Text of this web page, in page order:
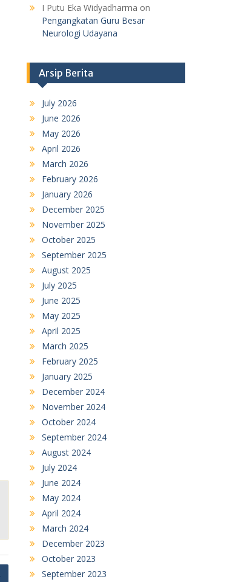
I Putu Eka Widyadharma on
Pengangkatan Guru Besar
Neurologi Udayana
Arsip Berita
July 2026
June 2026
May 2026
April 2026
March 2026
February 2026
January 2026
December 2025
November 2025
October 2025
September 2025
August 2025
July 2025
June 2025
May 2025
April 2025
March 2025
February 2025
January 2025
December 2024
November 2024
October 2024
September 2024
August 2024
July 2024
June 2024
May 2024
April 2024
March 2024
December 2023
October 2023
September 2023